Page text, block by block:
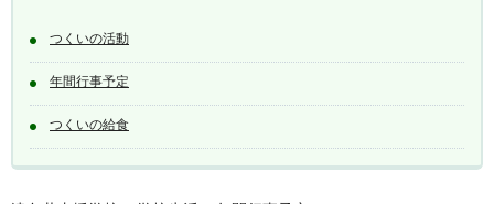
つくいの活動
年間行事予定
つくいの給食